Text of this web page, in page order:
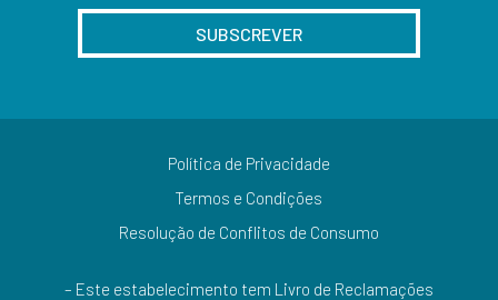
SUBSCREVER
Política de Privacidade
Termos e Condições
Resolução de Conflitos de Consumo
– Este estabelecimento tem Livro de Reclamações